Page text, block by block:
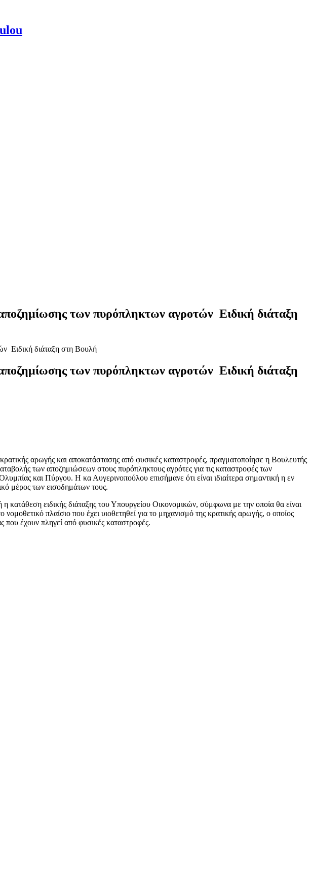
των πυρόπληκτων αγροτών Ειδική διάταξη
των πυρόπληκτων αγροτών Ειδική διάταξη
αρωγής και αποκατάστασης από φυσικές καταστροφές, πραγματοποίησε η Βουλευτής
των αποζημιώσεων στους πυρόπληκτους αγρότες για τις καταστροφές των
και Πύργου. Η κα Αυγερινοπούλου επισήμανε ότι είναι ιδιαίτερα σημαντική η εν
μέρος των εισοδημάτων τους.
ειδικής διάταξης του Υπουργείου Οικονομικών, σύμφωνα με την οποία θα είναι
πλαίσιο που έχει υιοθετηθεί για το μηχανισμό της κρατικής αρωγής, ο οποίος
που έχουν πληγεί από φυσικές καταστροφές.